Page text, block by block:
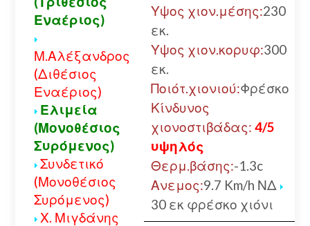
Εναέριος)
Μ.Αλέξανδρος
(Διθέσιος
Εναέριος)
Ελιμεία
(Μονοθέσιος
Συρόμενος)
Συνδετικό
(Μονοθέσιος
Συρόμενος)
Χ. Μιγδάνης
Υψος χιον.μέσης:230
εκ.
Υψος χιον.κορυφ:300
εκ.
Ποιότ.χιονιού:Φρέσκο
Κίνδυνος
χιονοστιβάδας: 4/5
υψηλός
Θερμ.βάσης:-1.3c
Ανεμος:9.7 Km/h ΝΔ
30 εκ φρέσκο χιόνι